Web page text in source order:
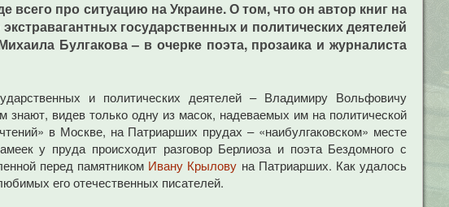
про ситуацию на Украине. О том, что он автор книг на
государственных и политических деятелей
Булгакова – в очерке поэта, прозаика и журналиста
и политических деятелей – Владимиру Вольфовичу
видев только одну из масок, надеваемых им на политической
в Москве, на Патриарших прудах – «наибулгаковском» месте
у пруда происходит разговор Берлиоза и поэта Бездомного с
перед памятником Ивану Крылову на Патриарших. Как удалось
его отечественных писателей.